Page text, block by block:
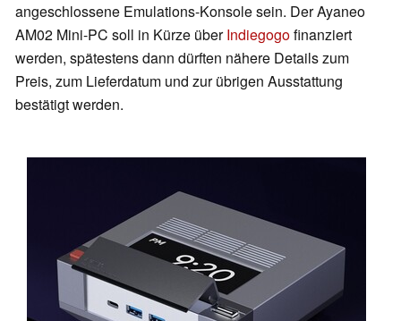
angeschlossene Emulations-Konsole sein. Der Ayaneo
AM02 Mini-PC soll in Kürze überIndiegogofinanziert
werden, spätestens dann dürften nähere Details zum
Preis, zum Lieferdatum und zur übrigen Ausstattung
bestätigt werden.